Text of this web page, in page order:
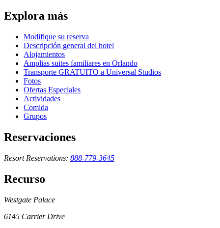
Explora más
Modifique su reserva
Descripción general del hotel
Alojamientos
Amplias suites familiares en Orlando
Transporte GRATUITO a Universal Studios
Fotos
Ofertas Especiales
Actividades
Comida
Grupos
Reservaciones
Resort Reservations: 888-779-3645
Recurso
Westgate Palace
6145 Carrier Drive